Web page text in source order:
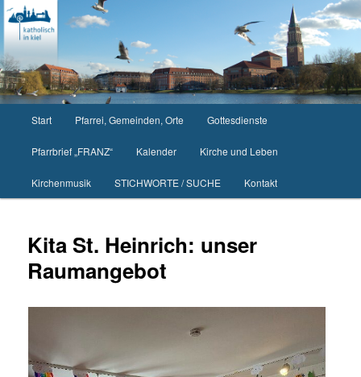
Zum
primären
Inhalt
springen
Start Pfarrei, Gemeinden, Orte Gottesdienste
Pfarrbrief „FRANZ“ Kalender Kirche und Leben
Kirchenmusik STICHWORTE / SUCHE Kontakt
Kita St. Heinrich: unser
Raumangebot